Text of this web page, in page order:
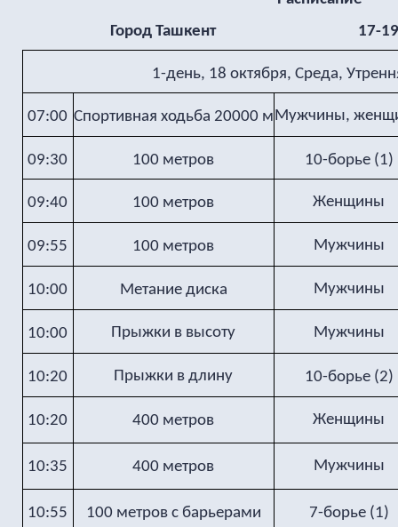
Город Ташкент 17-19
1-день, 18 октября, Среда,
07:00 Спортивная ходьба 20000 м Мужчины,
09:30 100 метров 10-борье (1)
09:40 100 метров Женщины
09:55 100 метров Мужчины
10:00 Метание диска Мужчины
10:00 Прыжки в высоту Мужчины
10:20 Прыжки в длину 10-борье (2)
10:20 400 метров Женщины
10:35 400 метров Мужчины
10:55 100 метров с барьерами 7-борье (1)